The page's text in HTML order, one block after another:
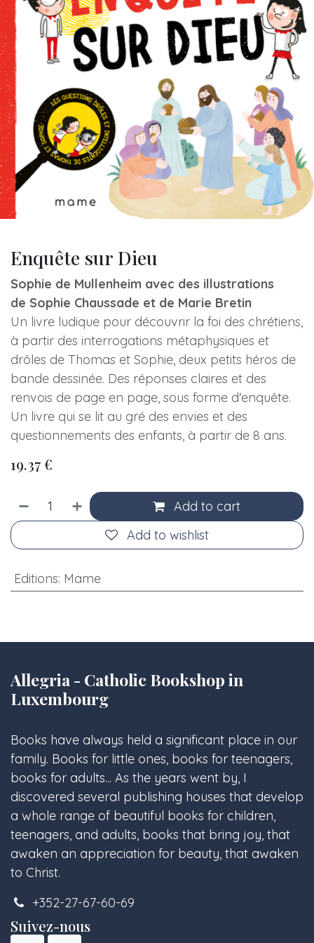
Enquête sur Dieu
Sophie de Mullenheim avec des illustrations
de Sophie Chaussade et de Marie Bretin
Un livre ludique pour découvrir la foi des chrétiens,
à partir des interrogations métaphysiques et
drôles de Thomas et Sophie, deux petits héros de
bande dessinée. Des réponses claires et des
renvois de page en page, sous forme d'enquête.
Un livre qui se lit au gré des envies et des
questionnements des enfants, à partir de 8 ans.
19.37€
Add to cart
Add to wishlist
Editions: Mame
Allegria - Catholic Bookshop in
Luxembourg
Books have always held a significant place in our
family. Books for little ones, books for teenagers,
books for adults... As the years went by, I
discovered several publishing houses that develop
a whole range of beautiful books for children,
teenagers, and adults, books that bring joy, that
awaken an appreciation for beauty, that awaken
to Christ.
+352-27-67-60-69
Suivez-nous